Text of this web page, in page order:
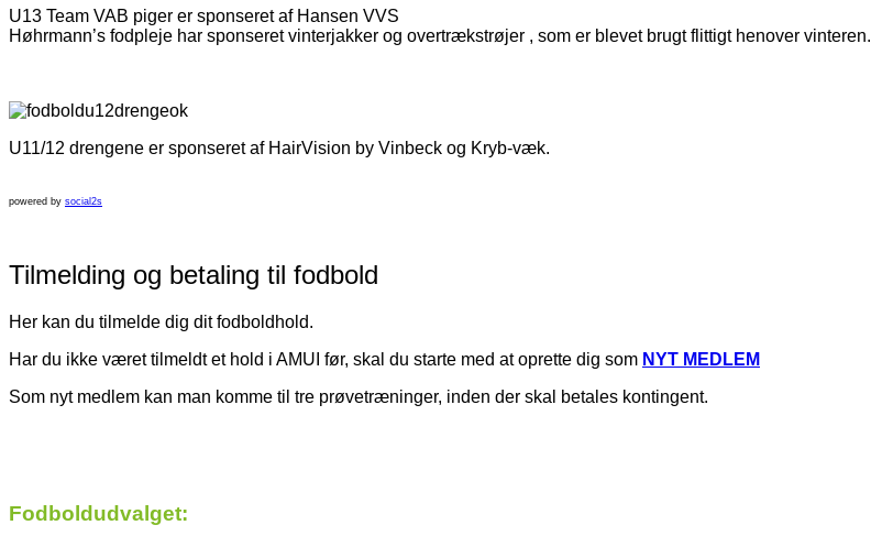
U13 Team VAB piger er sponseret af Hansen VVS
Høhrmann’s fodpleje har sponseret vinterjakker og overtrækstrøjer , som er blevet brugt flittigt henover vinteren.
U11/12 drengene er sponseret af HairVision by Vinbeck og Kryb-væk.
powered by social2s
Tilmelding og betaling til fodbold
Her kan du tilmelde dig dit fodboldhold.
Har du ikke været tilmeldt et hold i AMUI før, skal du starte med at oprette dig som NYT MEDLEM
Som nyt medlem kan man komme til tre prøvetræninger, inden der skal betales kontingent.
Fodboldudvalget: